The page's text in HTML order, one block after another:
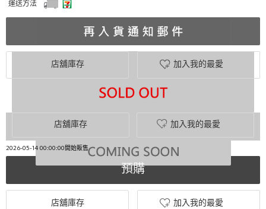
運送方法
加入我的最愛
店舖庫存
店舖庫存 加入我的最愛
2026-05-14 00:00:00開始販售
預購
店舖庫存 加入我的最愛